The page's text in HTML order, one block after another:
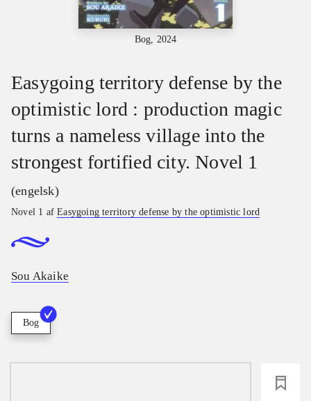
Bog, 2024
Easygoing territory defense by the
optimistic lord : production magic
turns a nameless village into the
strongest fortified city. Novel 1
(engelsk)
Novel 1 afEasygoing territory defense by the optimistic lord
Sou Akaike
Bog